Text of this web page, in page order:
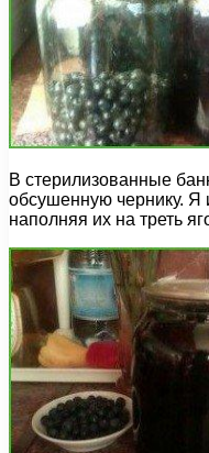
В стерилизованные
обсушенную чернику. Я
наполняя их на треть